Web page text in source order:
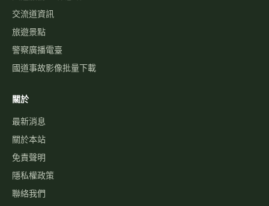
國5路況
今日國道車禍
服務
歷史車速
經緯度查即時影像
自訂影像
路況通報
國道服務區 休息站
交流道資訊